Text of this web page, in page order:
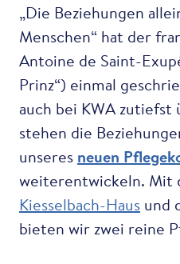
„Die Beziehungen
Menschen“ hat der
Antoine de Saint-
Prinz“) einmal
auch bei KWA
stehen die
unseres neuen
weiterentwickeln. Mit
Kiesselbach-Haus und
bieten wir zwei reine